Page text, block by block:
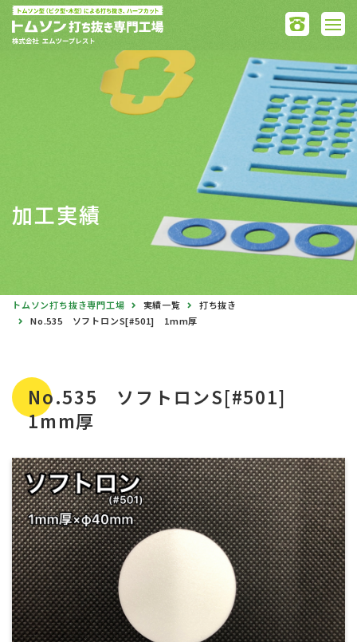
加工実績
トムソン打ち抜き専門工場 実績一覧
打ち抜き
No.535 ソフトロンS[#501] 1mm厚
No.535 ソフトロンS[#501]
1mm厚